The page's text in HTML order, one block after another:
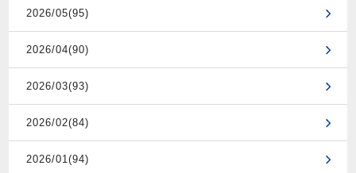
2026/05(95)
2026/04(90)
2026/03(93)
2026/02(84)
2026/01(94)